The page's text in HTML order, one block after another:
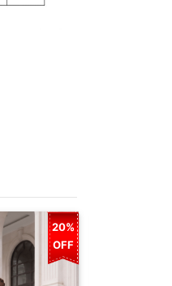
20%
OFF